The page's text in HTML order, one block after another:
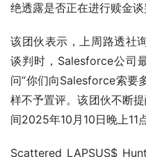
绝透露是否正在进行赎金谈
该团伙表示，上周路透社
谈判时，Salesforce公司
问“你们向Salesforce索要
样不予置评。该团伙不断
间2025年10月10日晚上11
Scattered LAPSUS$